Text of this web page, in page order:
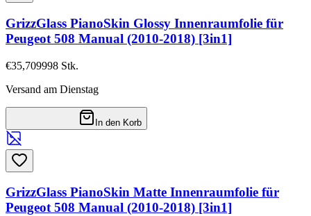
GrizzGlass PianoSkin Glossy Innenraumfolie für
Peugeot 508 Manual (2010-2018) [3in1]
€35,709998 Stk.
Versand am Dienstag
In den Korb
GrizzGlass PianoSkin Matte Innenraumfolie für
Peugeot 508 Manual (2010-2018) [3in1]